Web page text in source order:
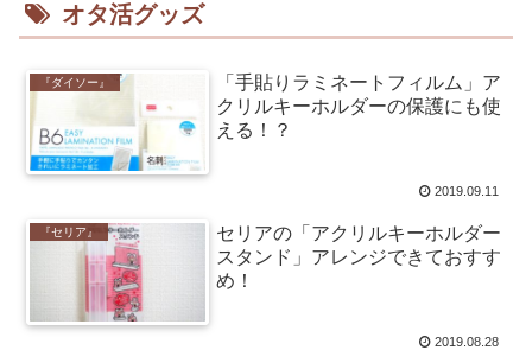
オタ活グッズ
『ダイソー』
「手貼りラミネートフィルム」ア
クリルキーホルダーの保護にも使
える！？
2019.09.11
『セリア』
セリアの「アクリルキーホルダー
スタンド」アレンジできておすす
め！
2019.08.28